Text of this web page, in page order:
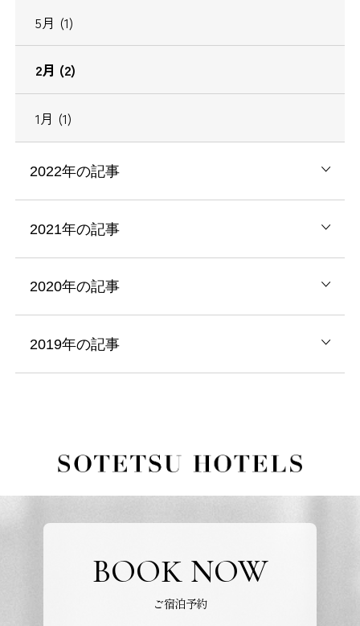
5月 (1)
2月 (2)
1月 (1)
2022年の記事
2021年の記事
2020年の記事
2019年の記事
BOOK NOW
ご宿泊予約